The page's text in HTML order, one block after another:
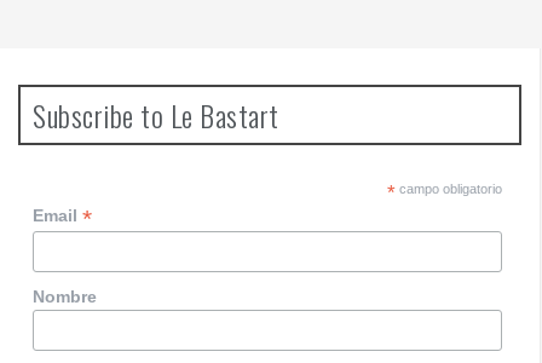
Subscribe to Le Bastart
*campo obligatorio
Email*
Nombre